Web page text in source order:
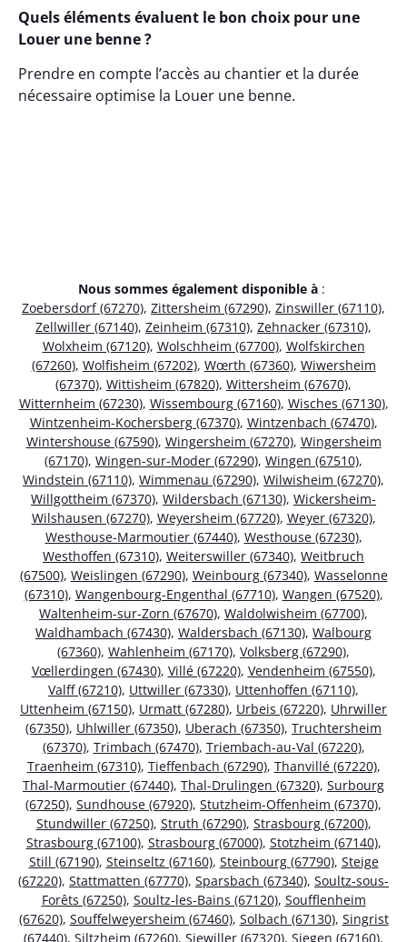
Quels éléments évaluent le bon choix pour une
Louer une benne ?
Prendre en compte l’accès au chantier et la durée
nécessaire optimise la Louer une benne.
Nous sommes également disponible à :
Zoebersdorf (67270), Zittersheim (67290), Zinswiller (67110),
Zellwiller (67140), Zeinheim (67310), Zehnacker (67310),
Wolxheim (67120), Wolschheim (67700), Wolfskirchen
(67260), Wolfisheim (67202), Wœrth (67360), Wiwersheim
(67370), Wittisheim (67820), Wittersheim (67670),
Witternheim (67230), Wissembourg (67160), Wisches (67130),
Wintzenheim-Kochersberg (67370), Wintzenbach (67470),
Wintershouse (67590), Wingersheim (67270), Wingersheim
(67170), Wingen-sur-Moder (67290), Wingen (67510),
Windstein (67110), Wimmenau (67290), Wilwisheim (67270),
Willgottheim (67370), Wildersbach (67130), Wickersheim-
Wilshausen (67270), Weyersheim (67720), Weyer (67320),
Westhouse-Marmoutier (67440), Westhouse (67230),
Westhoffen (67310), Weiterswiller (67340), Weitbruch
(67500), Weislingen (67290), Weinbourg (67340), Wasselonne
(67310), Wangenbourg-Engenthal (67710), Wangen (67520),
Waltenheim-sur-Zorn (67670), Waldolwisheim (67700),
Waldhambach (67430), Waldersbach (67130), Walbourg
(67360), Wahlenheim (67170), Volksberg (67290),
Vœllerdingen (67430), Villé (67220), Vendenheim (67550),
Valff (67210), Uttwiller (67330), Uttenhoffen (67110),
Uttenheim (67150), Urmatt (67280), Urbeis (67220), Uhrwiller
(67350), Uhlwiller (67350), Uberach (67350), Truchtersheim
(67370), Trimbach (67470), Triembach-au-Val (67220),
Traenheim (67310), Tieffenbach (67290), Thanvillé (67220),
Thal-Marmoutier (67440), Thal-Drulingen (67320), Surbourg
(67250), Sundhouse (67920), Stutzheim-Offenheim (67370),
Stundwiller (67250), Struth (67290), Strasbourg (67200),
Strasbourg (67100), Strasbourg (67000), Stotzheim (67140),
Still (67190), Steinseltz (67160), Steinbourg (67790), Steige
(67220), Stattmatten (67770), Sparsbach (67340), Soultz-sous-
Forêts (67250), Soultz-les-Bains (67120), Soufflenheim
(67620), Souffelweyersheim (67460), Solbach (67130), Singrist
(67440), Siltzheim (67260), Siewiller (67320), Siegen (67160),